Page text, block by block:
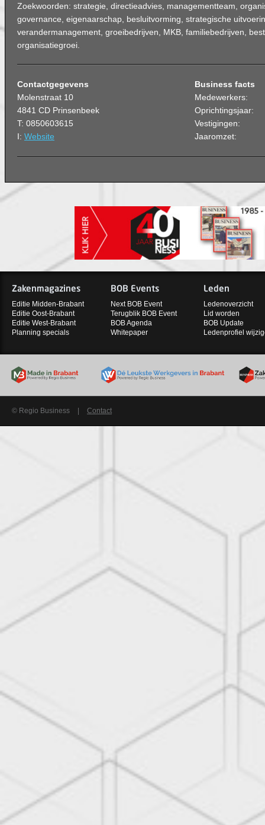
Zoekwoorden: strategie, directieadvies, managementteam,
governance, eigenaarschap, besluitvorming, strategische
verandermanagement, groeibedrijven, MKB, familiebedrijven,
organisatiegroei.
Contactgegevens
Molenstraat 10
4841 CD Prinsenbeek
T: 0850603615
I: Website
Business facts
Medewerkers:
Oprichtingsjaar:
Vestigingen:
Jaaromzet:
Zakenmagazines
Editie Midden-Brabant
Editie Oost-Brabant
Editie West-Brabant
Planning specials
BOB Events
Next BOB Event
Terugblik BOB Event
BOB Agenda
Whitepaper
Leden
Ledenoverzicht
Lid worden
BOB Update
Ledenprofiel
© Regio Business | Contact